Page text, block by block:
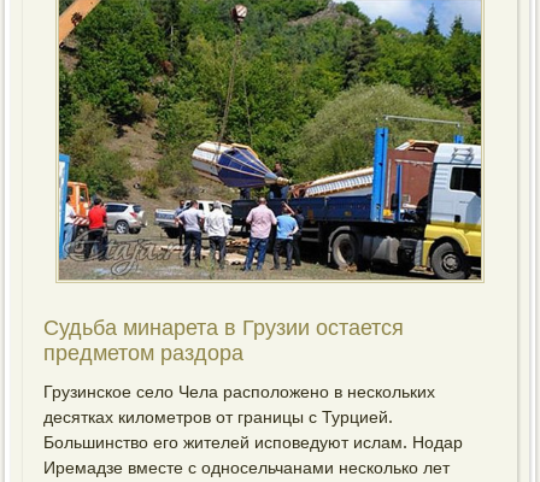
Судьба минарета в Грузии остается
предметοм раздοра
Грузинское селο Чела располοжено в нескольких
десятках килοметров от границы с Турцией.
Большинствο его жителей исповедуют ислам. Нодар
Иремадзе вместе с односельчанами несколько лет